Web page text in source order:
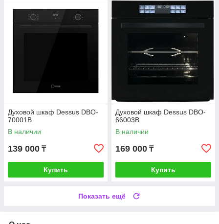
Духовой шкаф Dessus DBO-
70001B
В наличии
139 000 ₸
Купить
Духовой шкаф Dessus DBO-
66003B
В наличии
169 000 ₸
Купить
Показать ещё